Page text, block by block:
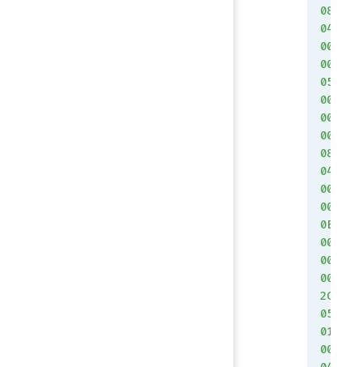
08
04
00
00
05
00
00
00
08
04
00
00
0E
00
00
00
2C
05
01
00